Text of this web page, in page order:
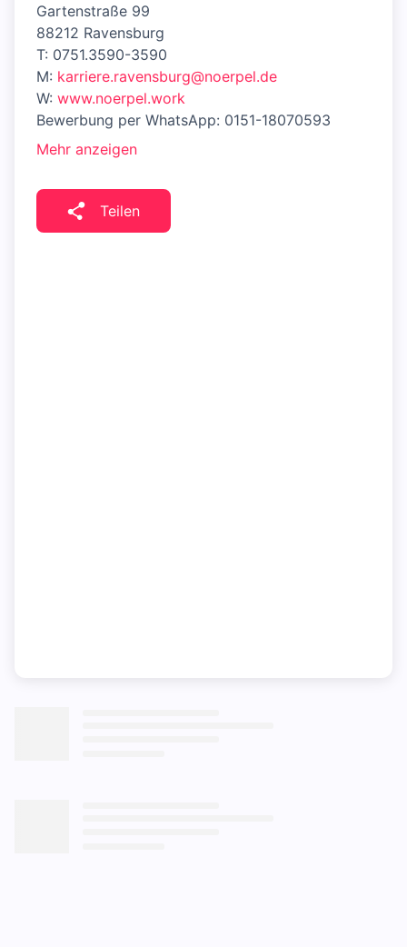
Gartenstraße 99
88212 Ravensburg
T: 0751.3590-3590
M: karriere.ravensburg@noerpel.de
W: www.noerpel.work
Bewerbung per WhatsApp: 0151-18070593
Mehr anzeigen
Teilen